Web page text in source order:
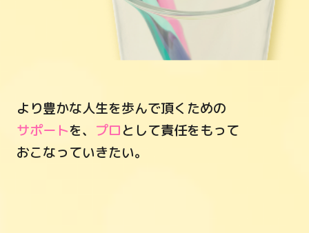
より豊かな人生を歩んで頂くための
サポートを、 プロとして責任をもって
おこなっていきたい。